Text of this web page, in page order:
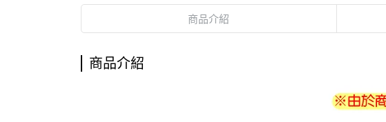
商品介紹
商品介紹